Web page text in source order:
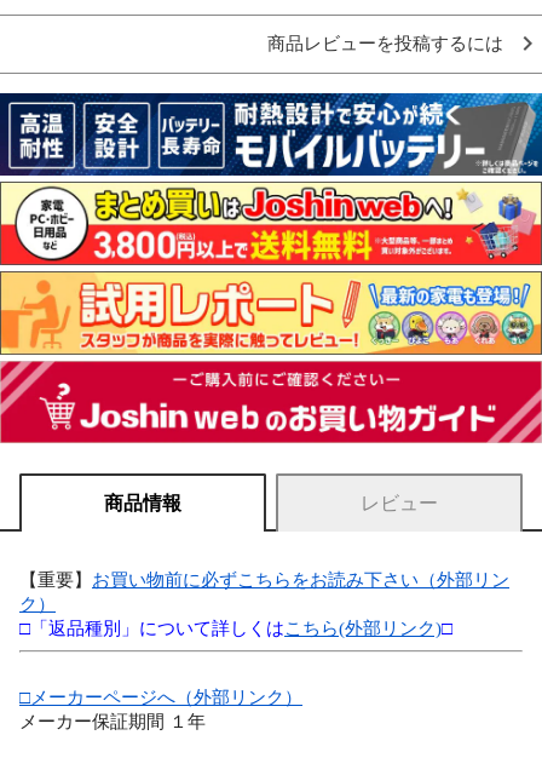
商品レビューを投稿するには
商品情報 レビュー
【重要】 お買い物前に必ずこちらをお読み下さい（外部リン
ク）
□「返品種別」について詳しくはこちら(外部リンク)□
□メーカーページへ（外部リンク）
メーカー保証期間 １年